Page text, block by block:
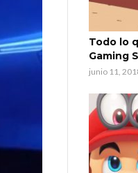
Todo lo
Gaming
junio 11,